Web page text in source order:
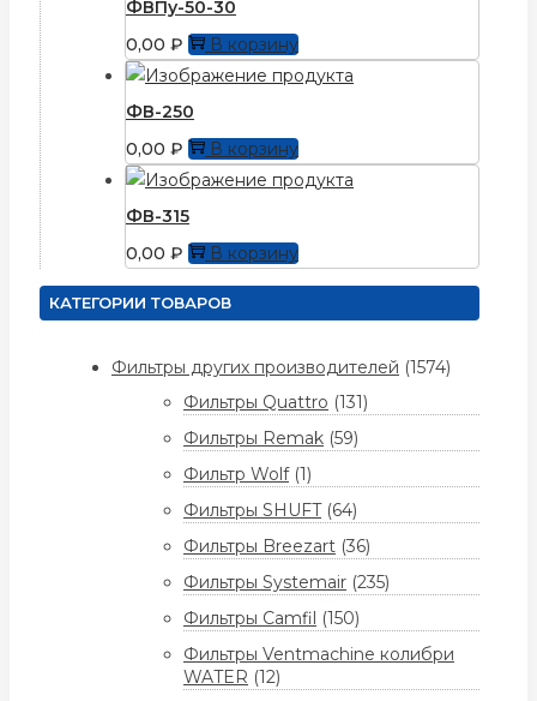
ФВПу-50-30
0,00 ₽ В корзину
ФВ-250
0,00 ₽ В корзину
ФВ-315
0,00 ₽ В корзину
КАТЕГОРИИ ТОВАРОВ
Фильтры других производителей (1574)
Фильтры Quattro (131)
Фильтры Remak (59)
Фильтр Wolf (1)
Фильтры SHUFT (64)
Фильтры Breezart (36)
Фильтры Systemair (235)
Фильтры Camfil (150)
Фильтры Ventmachine колибри
WATER (12)